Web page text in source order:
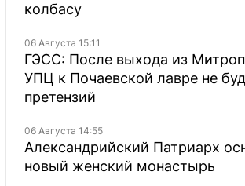
колбасу
06 Августа 15:11
ГЭСС: После выхода из
УПЦ к Почаевской лавре не
претензий
06 Августа 14:55
Александрийский Патриарх
новый женский монастырь